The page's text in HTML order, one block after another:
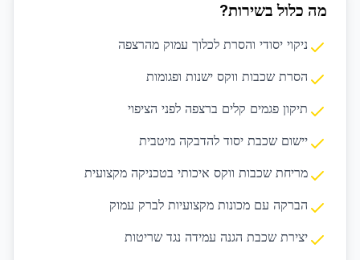
מה כלול בשירות?
ניקוי יסודי והסרת לכלוך עמוק מהרצפה
הסרת שכבות ווקס ישנות ופגומות
תיקון פגמים קלים ברצפה לפני הציפוי
יישום שכבת יסוד להדבקה מיטבית
מריחת שכבות ווקס איכותי בטכניקה מקצועית
הברקה עם מכונות מקצועיות לברק עמוק
יצירת שכבת הגנה עמידה נגד שריטות